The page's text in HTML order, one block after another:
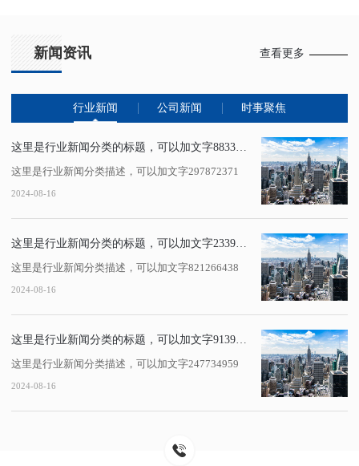
新闻资讯 查看更多
行业新闻 公司新闻 时事聚焦
这里是行业新闻分类描述，可以加文字297872371
2024-08-16
这里是行业新闻分类描述，可以加文字821266438
2024-08-16
这里是行业新闻分类描述，可以加文字247734959
2024-08-16